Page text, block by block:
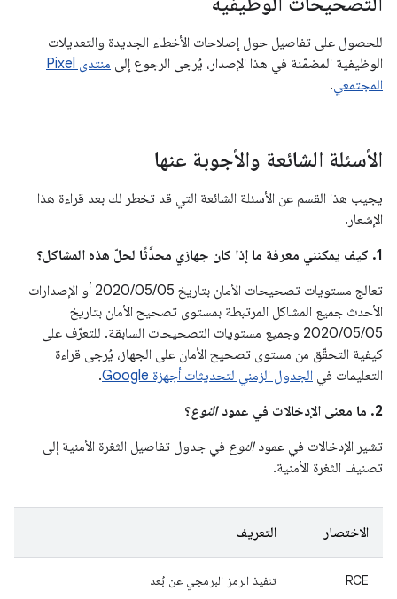
للحصول على تفاصيل حول إصلاحات الأخطاء الجديدة والتعديلات
الوظيفية المضمّنة في هذا الإصدار، يُرجى الرجوع إلى
منتدى Pixel
المجتمعي.
الأسئلة الشائعة والأجوبة عنها
يجيب هذا القسم عن الأسئلة الشائعة التي قد تخطر لك بعد قراءة هذا
الإشعار.
1. كيف يمكنني معرفة ما إذا كان جهازي محدَّثًا لحلّ هذه المشاكل؟
تعالج مستويات تصحيحات الأمان بتاريخ 05‏/05‏/2020 أو الإصدارات
الأحدث جميع المشاكل المرتبطة بمستوى تصحيح الأمان بتاريخ
05‏/05‏/2020 وجميع مستويات التصحيحات السابقة. للتعرّف على
كيفية التحقّق من مستوى تصحيح الأمان على الجهاز، يُرجى قراءة
التعليمات في الجدول الزمني لتحديثات أجهزة Google
.
2. ما معنى الإدخالات في عمود
النوع؟
تشير الإدخالات في عمودالنوع في جدول تفاصيل الثغرة الأمنية إلى
تصنيف الثغرة الأمنية.
الاختصار التعريف
RCE تنفيذ الرمز البرمجي عن بُعد